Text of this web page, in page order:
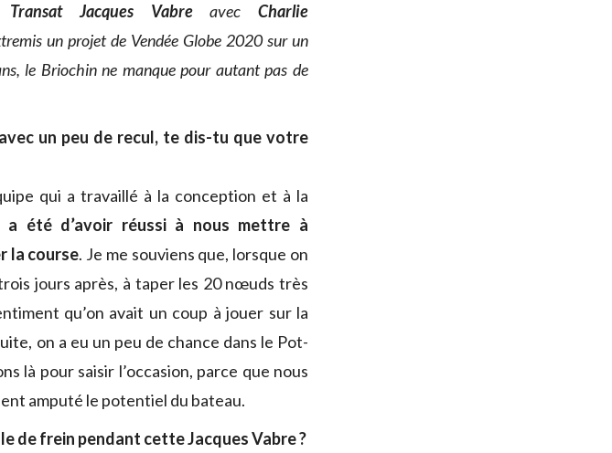
Transat Jacques VabreavecCharlie
un projet de Vendée Globe 2020 sur un
le Briochin ne manque pour autant pas de
un peu de recul, te dis-tu que votre
qui a travaillé à la conception et à la
été d’avoir réussi à nous mettre à
la course. Je me souviens que, lorsque on
jours après, à taper les 20 nœuds très
qu’on avait un coup à jouer sur la
on a eu un peu de chance dans le Pot-
là pour saisir l’occasion, parce que nous
amputé le potentiel du bateau.
de frein pendant cette Jacques Vabre ?